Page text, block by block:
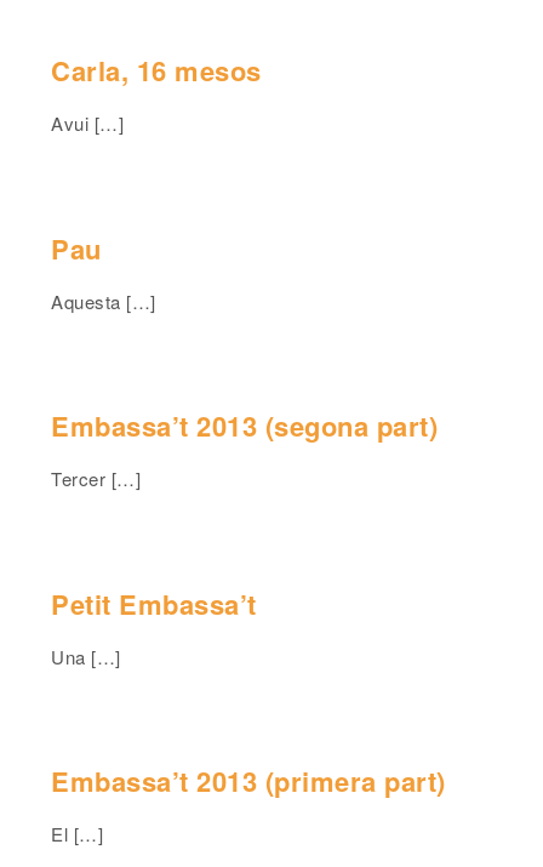
Carla, 16 mesos
Avui […]
Pau
Aquesta […]
Embassa’t 2013 (segona part)
Tercer […]
Petit Embassa’t
Una […]
Embassa’t 2013 (primera part)
El […]